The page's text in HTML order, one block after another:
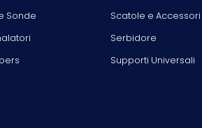
Sonde
Scatole e Accessori
Serbidore
Supporti Universali